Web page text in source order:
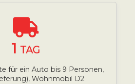
1 TAG
für ein Auto bis 9 Personen,
Wohnmobil D2